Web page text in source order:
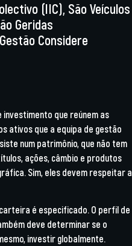
(IIC), São Veículos
Geridas
Considere
investimento que reúnem as
ativos que a equipa de gestão
num patrimônio, que não tem
ações, câmbio e produtos
Sim, eles devem respeitar a
é especificado. O perfil de
deve determinar se o
investir globalmente.